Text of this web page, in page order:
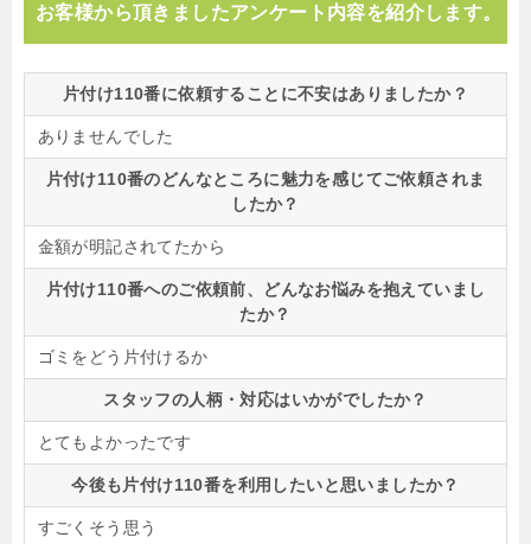
お客様から頂きましたアンケート内容を紹介します。
片付け110番に依頼することに不安はありましたか？
ありませんでした
片付け110番のどんなところに魅力を感じてご依頼されま
したか？
金額が明記されてたから
片付け110番へのご依頼前、どんなお悩みを抱えていまし
たか？
ゴミをどう片付けるか
スタッフの人柄・対応はいかがでしたか？
とてもよかったです
今後も片付け110番を利用したいと思いましたか？
すごくそう思う